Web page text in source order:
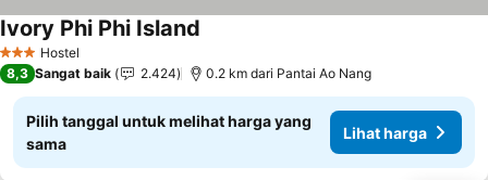
3 BintangHostel
Ivory Phi Phi Island
8,3 Sangat baik 2.424 0.2 km dari Pantai Ao Nang
Pilih tanggal untuk melihat harga yang
sama
Lihat harga